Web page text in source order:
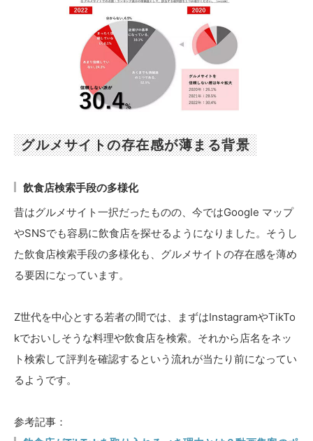
グルメサイトの存在感が薄まる背景
飲食店検索手段の多様化
昔はグルメサイト一択だったものの、今ではGoogle マップ
やSNSでも容易に飲食店を探せるようになりました。そうし
た飲食店検索手段の多様化も、グルメサイトの存在感を薄め
る要因になっています。
Z世代を中心とする若者の間では、まずはInstagramやTikTo
kでおいしそうな料理や飲食店を検索。それから店名をネッ
ト検索して評判を確認するという流れが当たり前になってい
るようです。
参考記事：